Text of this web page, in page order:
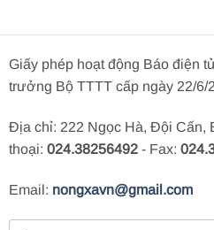
Giấy phép hoạt động Báo điện
trưởng Bộ TTTT cấp ngày 22/6/
Địa chỉ: 222 Ngọc Hà, Đội Cấn,
thoại: 024.38256492 - Fax:
Email: nongxavn@gmail.com